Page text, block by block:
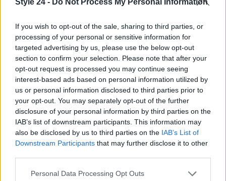
If you wish to opt-out of the sale, sharing to third parties, or
processing of your personal or sensitive information for
targeted advertising by us, please use the below opt-out
section to confirm your selection. Please note that after your
opt-out request is processed you may continue seeing
interest-based ads based on personal information utilized by
us or personal information disclosed to third parties prior to
your opt-out. You may separately opt-out of the further
disclosure of your personal information by third parties on the
IAB’s list of downstream participants. This information may
also be disclosed by us to third parties on the IAB’s List of
Downstream Participants that may further disclose it to other
Please note that this website/app uses one or more Google
Personal Data Processing Opt Outs